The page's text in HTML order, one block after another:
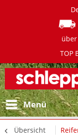
TOP
Menü
Übersicht